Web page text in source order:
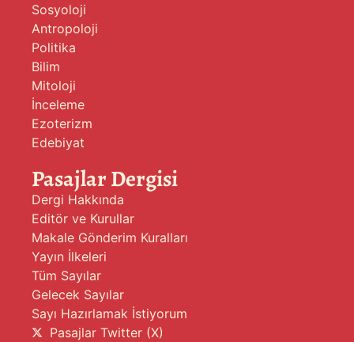
Sosyoloji
Antropoloji
Politika
Bilim
Mitoloji
İnceleme
Ezoterizm
Edebiyat
Pasajlar Dergisi
Dergi Hakkında
Editör ve Kurullar
Makale Gönderim Kuralları
Yayın İlkeleri
Tüm Sayılar
Gelecek Sayılar
Sayı Hazırlamak İstiyorum
Pasajlar Twitter (X)